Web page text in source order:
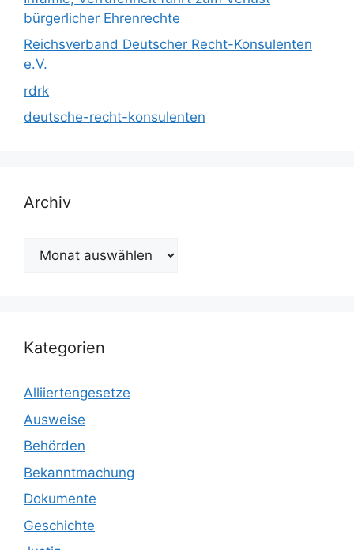
bürgerlicher Ehrenrechte
Reichsverband Deutscher Recht-Konsulenten
e.V.
rdrk
deutsche-recht-konsulenten
Archiv
Archiv
Kategorien
Alliiertengesetze
Ausweise
Behörden
Bekanntmachung
Dokumente
Geschichte